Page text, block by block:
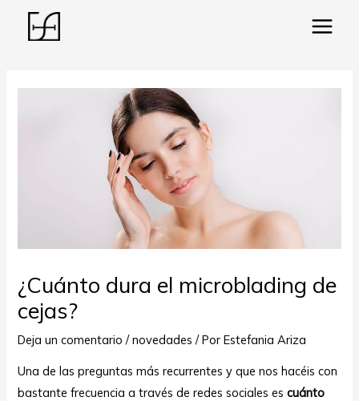
Main
¿Cuánto dura el microblading de
cejas?
Deja un comentario /novedades / PorEstefania Ariza
Una de las preguntas más recurrentes y que nos hacéis con
bastante frecuencia a través de redes sociales escuánto